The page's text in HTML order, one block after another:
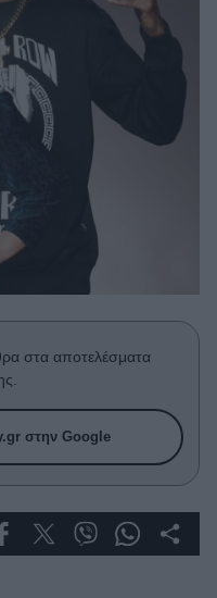
στα αποτελέσματα
στην Google